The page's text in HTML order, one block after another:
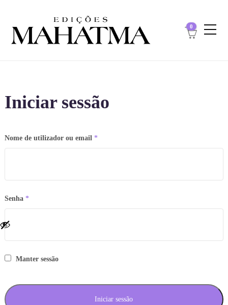
0
Iniciar sessão
Nome de utilizador ou email *Obrigatório
Senha *Obrigatório
Manter sessão
Iniciar sessão